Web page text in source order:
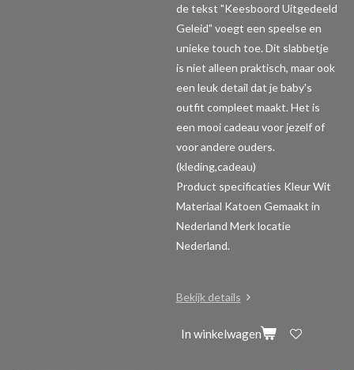
de tekst "Keesboord Uitgedeeld
Geleid" voegt een speelse en
unieke touch toe. Dit slabbetje
is niet alleen praktisch, maar ook
een leuk detail dat je baby's
outfit compleet maakt. Het is
een mooi cadeau voor jezelf of
voor andere ouders.
(kleding,cadeau)
Product specificaties Kleur Wit
Materiaal Katoen Gemaakt in
Nederland Merk locatie
Nederland.
Bekijk details
In winkelwagen